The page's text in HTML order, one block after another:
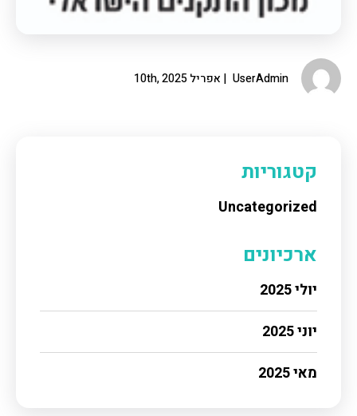
UserAdmin אפריל 10th, 2025
קטגוריות
Uncategorized
ארכיונים
יולי 2025
יוני 2025
מאי 2025